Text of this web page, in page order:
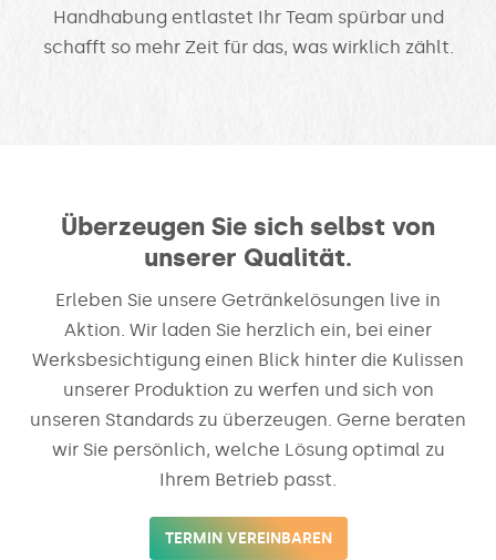
Handhabung entlastet Ihr Team spürbar und
schafft so mehr Zeit für das, was wirklich zählt.
Überzeugen Sie sich selbst von
unserer Qualität.
Erleben Sie unsere Getränkelösungen live in
Aktion. Wir laden Sie herzlich ein, bei einer
Werksbesichtigung einen Blick hinter die Kulissen
unserer Produktion zu werfen und sich von
unseren Standards zu überzeugen. Gerne beraten
wir Sie persönlich, welche Lösung optimal zu
Ihrem Betrieb passt.
TERMIN VEREINBAREN